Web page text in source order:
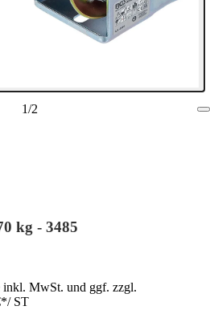
1/2
kg - 3485
MwSt. und ggf. zzgl.
*/ ST